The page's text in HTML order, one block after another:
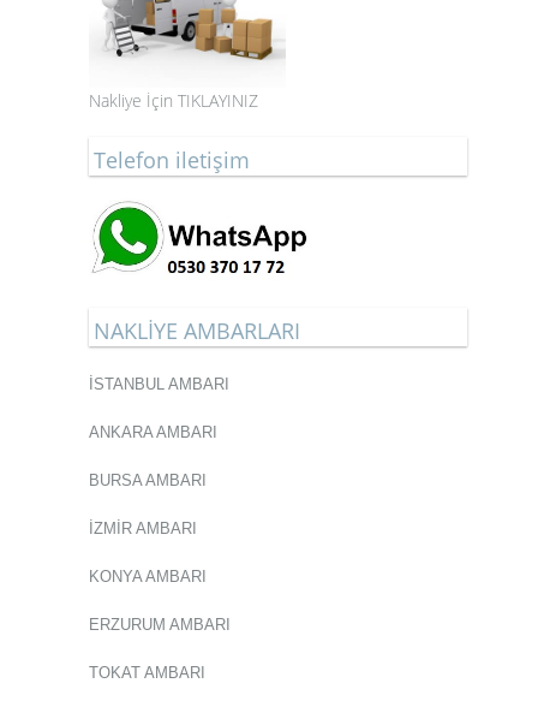
Nakliye İçin TIKLAYINIZ
Telefon iletişim
NAKLİYE AMBARLARI
İSTANBUL AMBARI
ANKARA AMBARI
BURSA AMBARI
İZMİR AMBARI
KONYA AMBARI
ERZURUM AMBARI
TOKAT AMBARI